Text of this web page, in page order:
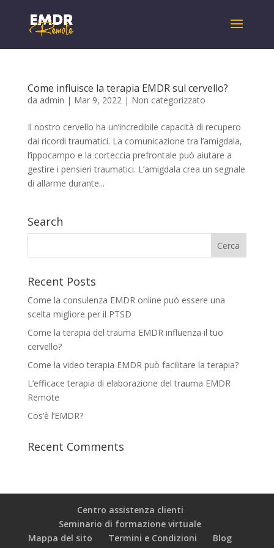
Come influisce la terapia EMDR sul cervello?
da admin | Mar 9, 2022| Non categorizzato
Il nostro cervello ha un’incredibile capacità di recupero
dai ricordi traumatici. La comunicazione tra l’amigdala,
l’ippocampo e la corteccia prefrontale può aiutare a
gestire i pensieri traumatici. L’amigdala crea un segnale
di allarme durante...
Search
Recent Posts
Come la consulenza EMDR online può essere una
scelta migliore per il PTSD
Come la terapia del trauma EMDR influenza il tuo
cervello?
Come la video terapia EMDR può facilitare la terapia?
L’efficace terapia di elaborazione del trauma EMDR
Remote
Cos’è l’EMDR?
Recent Comments
Centro assistenza clienti
Seminario di formazione virtuale
Mappa del sito
Termini e Condizioni
Blog